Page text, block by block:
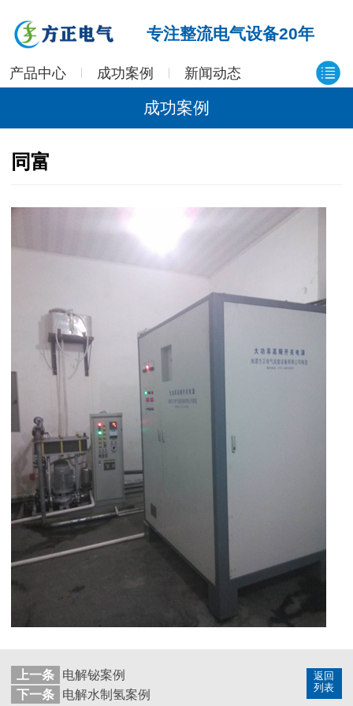
专注整流电气设备20年
产品中心 成功案例 新闻动态
成功案例
同富
返回
列表
上一条
电解铋案例
下一条
电解水制氢案例